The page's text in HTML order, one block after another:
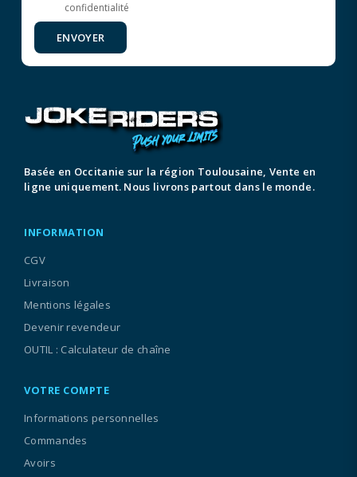
confidentialité
ENVOYER
Basée en Occitanie sur la région Toulousaine, Vente en
ligne uniquement. Nous livrons partout dans le monde.
INFORMATION
CGV
Livraison
Mentions légales
Devenir revendeur
OUTIL : Calculateur de chaîne
VOTRE COMPTE
Informations personnelles
Commandes
Avoirs